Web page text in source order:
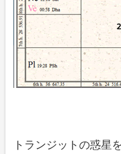
トランジットの惑星